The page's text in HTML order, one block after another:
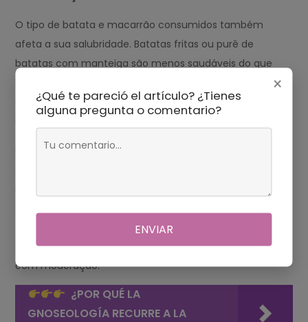
O tipo de batata e macarrão consumidos também
afeta a sua salubridade. Batatas fritas ou purê de
batatas com manteiga são menos saudáveis do que
uma opção mais saudável do que macarrões brancos
refinados.
Em geral, o macarrão é mais saudável do que a batata
fibras. No entanto, a batata ainda pode ser uma adição
saudável a uma dieta equilibrada, desde que consumida
com moderação.
¿POR QUÉ LA
GNOSEOLOGÍA RECURRE A LA
×
¿Qué te pareció el artículo? ¿Tienes
alguna pregunta o comentario?
ENVIAR